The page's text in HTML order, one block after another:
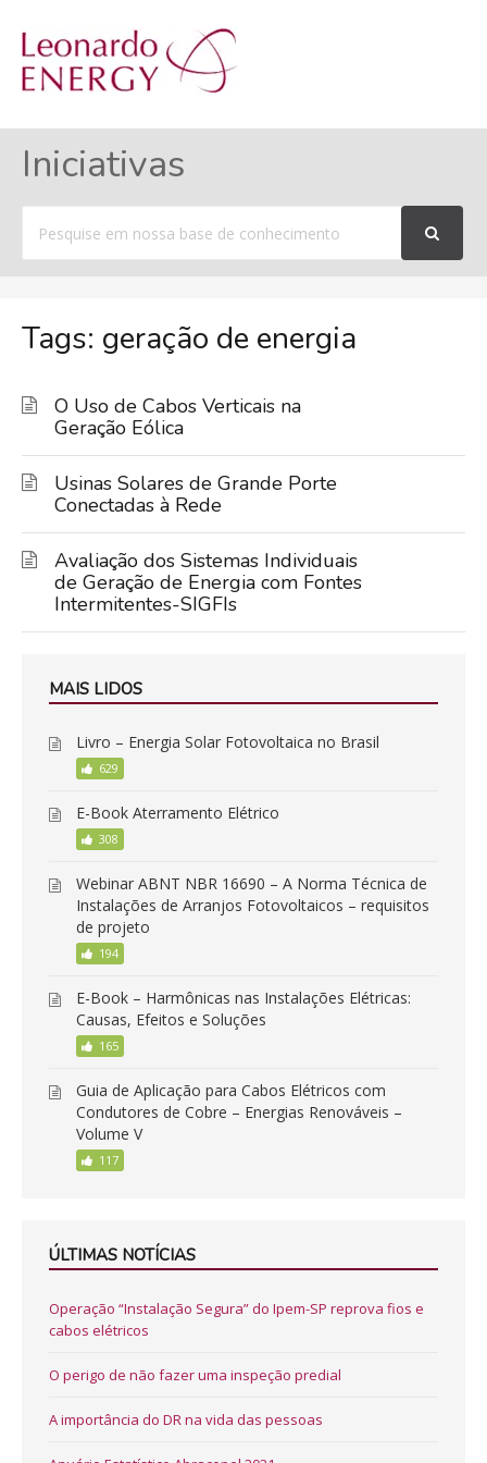
Iniciativas
por
Tags: geração de energia
O Uso de Cabos Verticais na
Geração Eólica
Usinas Solares de Grande Porte
Conectadas à Rede
Avaliação dos Sistemas Individuais
de Geração de Energia com Fontes
Intermitentes-SIGFIs
MAIS LIDOS
Livro – Energia Solar Fotovoltaica no Brasil
629
E-Book Aterramento Elétrico
308
Webinar ABNT NBR 16690 – A Norma Técnica de
Instalações de Arranjos Fotovoltaicos – requisitos
de projeto
194
E-Book – Harmônicas nas Instalações Elétricas:
Causas, Efeitos e Soluções
165
Guia de Aplicação para Cabos Elétricos com
Condutores de Cobre – Energias Renováveis –
Volume V
117
ÚLTIMAS NOTÍCIAS
Operação “Instalação Segura” do Ipem-SP reprova fios e
cabos elétricos
O perigo de não fazer uma inspeção predial
A importância do DR na vida das pessoas